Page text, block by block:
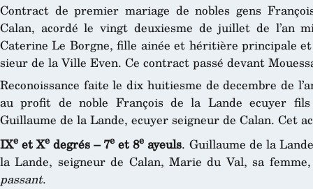
Contract de premier mariage de nobles gens
Calan, acordé le vingt deuxiesme de juillet de l’an
Caterine Le Borgne, fille ainée et héritière principale
sieur de la Ville Even. Ce contract passé devant
Reconoissance faite le dix huitiesme de decembre de
au profit de noble François de la Lande ecuyer
Guillaume de la Lande, ecuyer seigneur de Calan. Cet
IXe et Xe degrés – 7e et 8e ayeuls. Guillaume de la
la Lande, seigneur de Calan, Marie du Val, sa
passant.